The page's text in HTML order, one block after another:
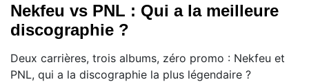
Nekfeu vs PNL : Qui a la meilleure
discographie ?
Deux carrières, trois albums, zéro promo : Nekfeu et
PNL, qui a la discographie la plus légendaire ?